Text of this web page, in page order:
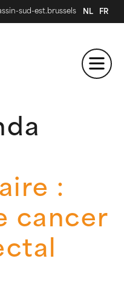
sud-est.brussels NL FR
:
cancer